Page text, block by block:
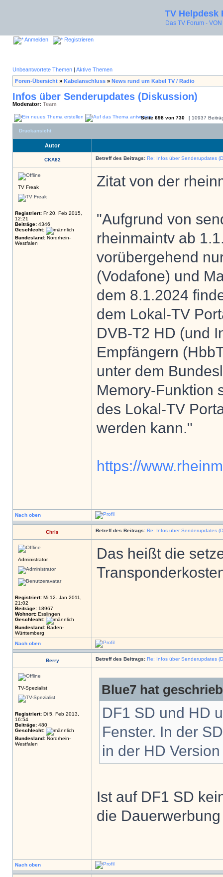
TV Helpdesk
Das TV Forum -
Anmelden Registrieren
Unbeantwortete Themen | Aktive Themen
Foren-Übersicht » Kabelanschluss » News rund um Kabel TV / Radio
Infos über Senderupdates (Diskussion)
Moderator: Team
Seite 698 von 730 [ 10937
Druckansicht
Autor
CKA82 Betreff des Beitrags: Re: Infos über Senderupdates
TV Freak
Registriert: Fr 20. Feb 2015,
12:21
Beiträge: 4346
Geschlecht:
Bundesland: Nordrhein-
Westfalen
Zitat von der
"Aufgrund von
rheinmaintv ab
vorübergehend
(Vodafone) und
dem 8.1.2024
dem Lokal-TV
DVB-T2 HD (und
Empfängern
unter dem
Memory-Funktion
des Lokal-TV
werden kann."
https://
Nach oben
Chris Betreff des Beitrags: Re: Infos über Senderupdates
Administrator
Registriert: Mi 12. Jan 2011,
21:02
Beiträge: 18967
Wohnort: Esslingen
Geschlecht:
Bundesland: Baden-
Württemberg
Das heißt die
Nach oben
Berry Betreff des Beitrags: Re: Infos über Senderupdates
TV-Spezialist
Registriert: Di 5. Feb 2013,
16:54
Beiträge: 480
Geschlecht:
Bundesland: Nordrhein-
Westfalen
Blue7 hat
DF1 SD und HD
Fenster. In der
in der HD
Ist auf DF1 SD
die
Nach oben